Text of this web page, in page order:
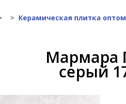
Керамическая плитка оптом
Мармара
серый